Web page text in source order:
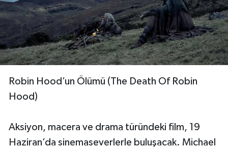
Robin Hood’un Ölümü (The Death Of Robin
Hood)
Aksiyon, macera ve drama türündeki film, 19
Haziran’da sinemaseverlerle buluşacak. Michael